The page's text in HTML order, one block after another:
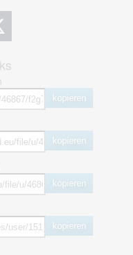
kopieren
kopieren
kopieren
kopieren